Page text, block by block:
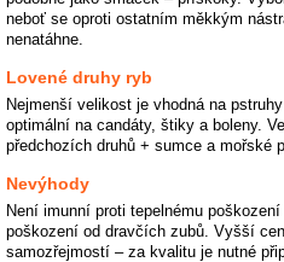
neboť se oproti ostatním měkkým
nenatáhne.
Lovené druhy ryb
Nejmenší velikost je vhodná na
optimální na candáty, štiky a boleny.
předchozích druhů + sumce a mořské
Nevýhody
Není imunní proti tepelnému
poškození od dravčích zubů. Vyšší
samozřejmostí – za kvalitu je nutné